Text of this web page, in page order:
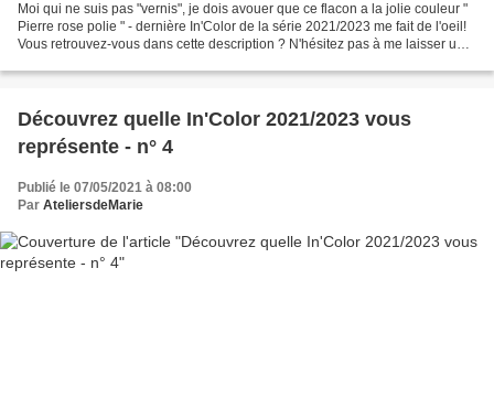
Moi qui ne suis pas "vernis", je dois avouer que ce flacon a la jolie couleur "
Pierre rose polie " - dernière In'Color de la série 2021/2023 me fait de l'oeil!
Vous retrouvez-vous dans cette description ? N'hésitez pas à me laisser un
Découvrez quelle In'Color 2021/2023 vous
représente - n° 4
Publié le 07/05/2021 à 08:00
Par AteliersdeMarie